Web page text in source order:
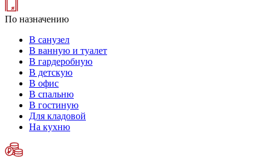
По назначению
В санузел
В ванную и туалет
В гардеробную
В детскую
В офис
В спальню
В гостиную
Для кладовой
На кухню